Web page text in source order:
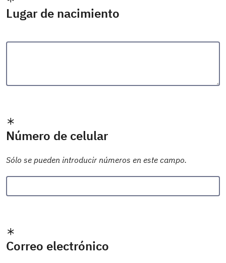
Lugar de nacimiento
Número de celular
Sólo se pueden introducir números en este campo.
Correo electrónico